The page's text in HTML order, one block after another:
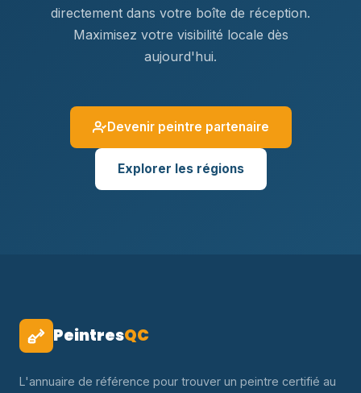
directement dans votre boîte de réception.
Maximisez votre visibilité locale dès
aujourd'hui.
Devenir peintre partenaire
Explorer les régions
PeintresQC
L'annuaire de référence pour trouver un peintre certifié au